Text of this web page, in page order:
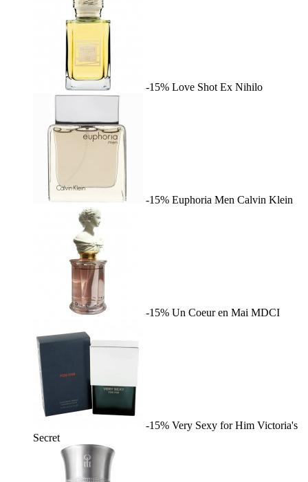
-15% Love Shot Ex Nihilo
-15% Euphoria Men Calvin Klein
-15% Un Coeur en Mai MDCI
-15% Very Sexy for Him Victoria's
Secret